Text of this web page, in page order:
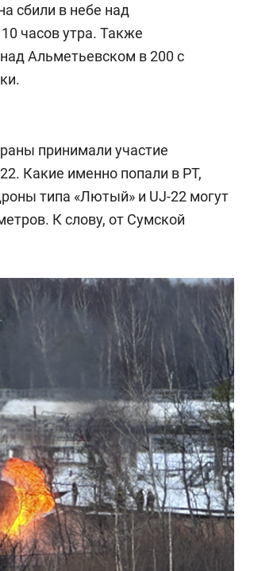
сбили в небе над
часов утра. Также
Альметьевском в 200 с
принимали участие
Какие именно попали в РТ,
типа «Лютый» и UJ-22 могут
К слову, от Сумской